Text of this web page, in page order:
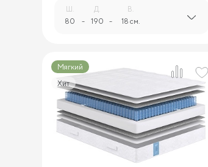
Ш.
80 -
Д.
190 -
В.
18 см.
Мягкий
Хит
2